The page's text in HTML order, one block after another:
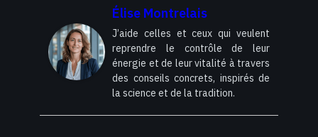
Élise Montrelais
J’aide celles et ceux qui veulent
reprendre le contrôle de leur
énergie et de leur vitalité à travers
des conseils concrets, inspirés de
la science et de la tradition.